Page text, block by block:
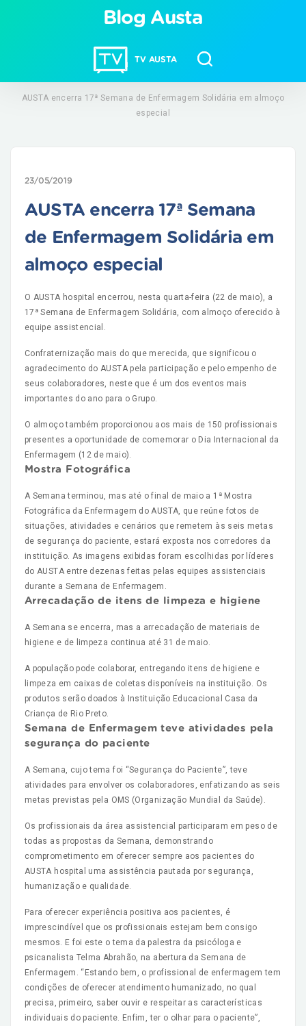
TV AUSTA
Blog Austa
AUSTA encerra 17ª Semana de Enfermagem Solidária em almoço
especial
23/05/2019
AUSTA encerra 17ª Semana
de Enfermagem Solidária em
almoço especial
O AUSTA hospital encerrou, nesta quarta-feira (22 de maio), a
17ª Semana de Enfermagem Solidária, com almoço oferecido à
equipe assistencial.
Confraternização mais do que merecida, que significou o
agradecimento do AUSTA pela participação e pelo empenho de
seus colaboradores, neste que é um dos eventos mais
importantes do ano para o Grupo.
O almoço também proporcionou aos mais de 150 profissionais
presentes a oportunidade de comemorar o Dia Internacional da
Enfermagem (12 de maio).
Mostra Fotográfica
A Semana terminou, mas até o final de maio a 1ª Mostra
Fotográfica da Enfermagem do AUSTA, que reúne fotos de
situações, atividades e cenários que remetem às seis metas
de segurança do paciente, estará exposta nos corredores da
instituição. As imagens exibidas foram escolhidas por líderes
do AUSTA entre dezenas feitas pelas equipes assistenciais
durante a Semana de Enfermagem.
Arrecadação de itens de limpeza e higiene
A Semana se encerra, mas a arrecadação de materiais de
higiene e de limpeza continua até 31 de maio.
A população pode colaborar, entregando itens de higiene e
limpeza em caixas de coletas disponíveis na instituição. Os
produtos serão doados à Instituição Educacional Casa da
Criança de Rio Preto.
Semana de Enfermagem teve atividades pela
segurança do paciente
A Semana, cujo tema foi “Segurança do Paciente”, teve
atividades para envolver os colaboradores, enfatizando as seis
metas previstas pela OMS (Organização Mundial da Saúde).
Os profissionais da área assistencial participaram em peso de
todas as propostas da Semana, demonstrando
comprometimento em oferecer sempre aos pacientes do
AUSTA hospital uma assistência pautada por segurança,
humanização e qualidade.
Para oferecer experiência positiva aos pacientes, é
imprescindível que os profissionais estejam bem consigo
mesmos. E foi este o tema da palestra da psicóloga e
psicanalista Telma Abrahão, na abertura da Semana de
Enfermagem. “Estando bem, o profissional de enfermagem tem
condições de oferecer atendimento humanizado, no qual
precisa, primeiro, saber ouvir e respeitar as características
individuais do paciente. Enfim, ter o olhar para o paciente”,